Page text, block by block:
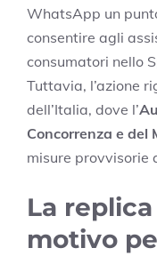
WhatsApp un
consentire agli
consumatori nello
Tuttavia, l’azione
dell’Italia, dove l’
Concorrenza e del
misure provvisorie
La
motivo